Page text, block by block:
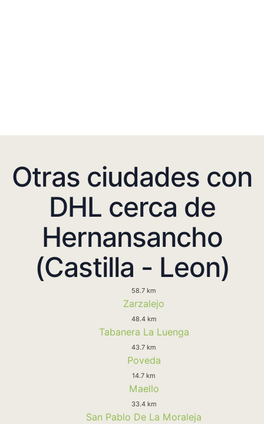
Otras ciudades con
DHL cerca de
Hernansancho
(Castilla - Leon)
58.7 km
Zarzalejo
48.4 km
Tabanera La Luenga
43.7 km
Poveda
14.7 km
Maello
33.4 km
San Pablo De La Moraleja